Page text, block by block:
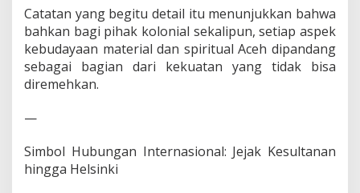
Catatan yang begitu detail itu menunjukkan bahwa
bahkan bagi pihak kolonial sekalipun, setiap aspek
kebudayaan material dan spiritual Aceh dipandang
sebagai bagian dari kekuatan yang tidak bisa
diremehkan.
—
Simbol Hubungan Internasional: Jejak Kesultanan
hingga Helsinki